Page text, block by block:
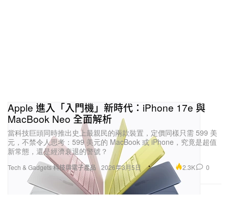
Tech & Gadgets 科技與電子產品
Apple 進入「入門機」新時代：iPhone 17e 與
MacBook Neo 全面解析
當科技巨頭同時推出史上最親民的兩款裝置，定價同樣只需 599 美
元，不禁令人思考：599 美元的 MacBook 或 iPhone，究竟是超值
新常態，還是經濟衰退的警號？
2026年3月5日 2.3K 0